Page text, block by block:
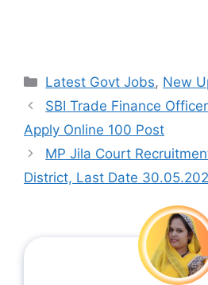
Categories
Latest Govt Jobs, New
SBI Trade Finance
Apply Online 100 Post
MP Jila Court
District, Last Date